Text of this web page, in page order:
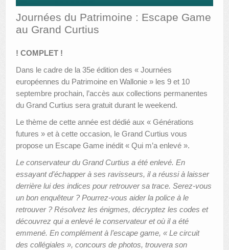
PUBLICATIONS
LES APPELS À PROJETS
LE PORTAIL DES COLLECTIONS
Journées du Patrimoine : Escape Game
au Grand Curtius
! COMPLET !
Dans le cadre de la 35e édition des « Journées
européennes du Patrimoine en Wallonie » les 9 et 10
septembre prochain, l’accès aux collections permanentes
du Grand Curtius sera gratuit durant le weekend.
Le thème de cette année est dédié aux « Générations
futures » et à cette occasion, le Grand Curtius vous
propose un Escape Game inédit « Qui m’a enlevé ».
Le conservateur du Grand Curtius a été enlevé. En
essayant d’échapper à ses ravisseurs, il a réussi à laisser
derrière lui des indices pour retrouver sa trace. Serez-vous
un bon enquêteur ? Pourrez-vous aider la police à le
retrouver ? Résolvez les énigmes, décryptez les codes et
découvrez qui a enlevé le conservateur et où il a été
emmené. En complément à l’escape game, « Le circuit
des collégiales », concours de photos, trouvera son